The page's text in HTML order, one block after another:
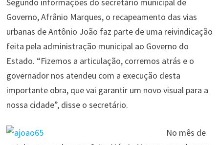
Governo, Afrânio Marques, o recapeamento das vias
urbanas de Antônio João faz parte de uma reivindicação
feita pela administração municipal ao Governo do
Estado. “Fizemos a articulação, corremos atrás e o
governador nos atendeu com a execução desta
importante obra, que vai garantir um novo visual para a
nossa cidade”, disse o secretário.
No mês de